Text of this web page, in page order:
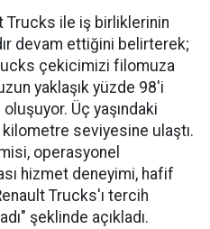
Trucks ile iş birliklerinin
devam ettiğini belirterek;
çekicimizi filomuza
yaklaşık yüzde 98'i
Üç yaşındaki
kilometre seviyesine ulaştı.
operasyonel
hizmet deneyimi, hafif
Trucks'ı tercih
şeklinde açıkladı.